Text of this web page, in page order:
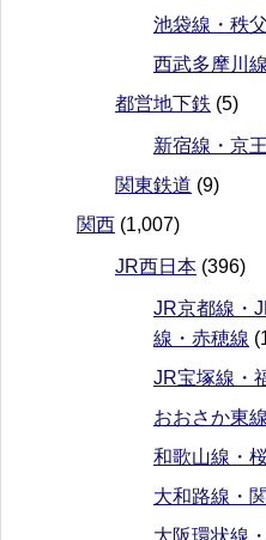
池袋線・秩
西武多摩川線
都営地下鉄 (5)
新宿線・京
関東鉄道 (9)
関西 (1,007)
JR西日本 (396)
JR京都線・
線・赤穂線
JR宝塚線・
おおさか東線
和歌山線・
大和路線・
大阪環状線